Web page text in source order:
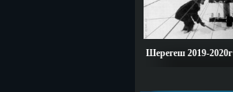
Шерегеш 2019-2020г